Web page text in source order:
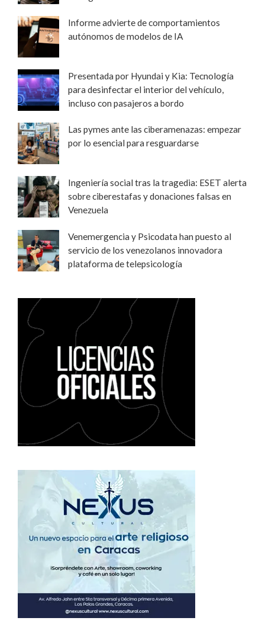
Informe advierte de comportamientos
autónomos de modelos de IA
Presentada por Hyundai y Kia: Tecnología
para desinfectar el interior del vehículo,
incluso con pasajeros a bordo
Las pymes ante las ciberamenazas: empezar
por lo esencial para resguardarse
Ingeniería social tras la tragedia: ESET alerta
sobre ciberestafas y donaciones falsas en
Venezuela
Venemergencia y Psicodata han puesto al
servicio de los venezolanos innovadora
plataforma de telepsicología